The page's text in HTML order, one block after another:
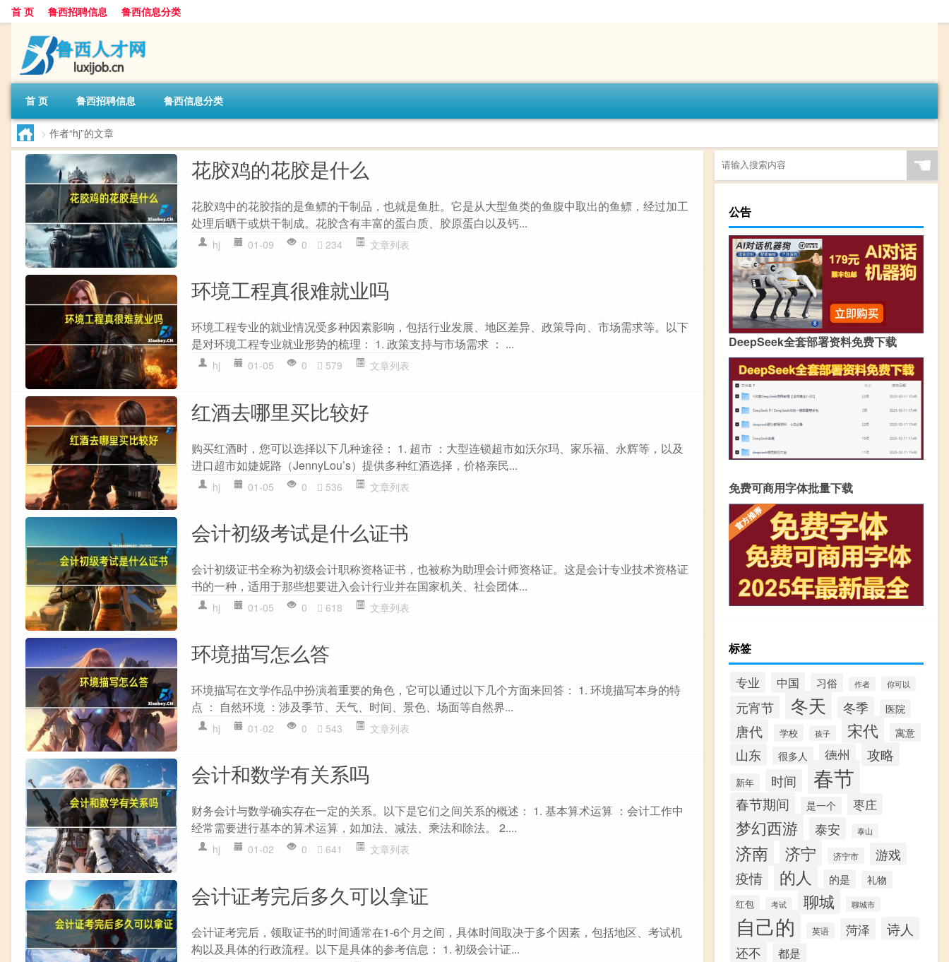
首 页 鲁西招聘信息 鲁西信息分类
首 页 鲁西招聘信息 鲁西信息分类
> 作者“hj”的文章
花胶鸡的花胶是什么
花胶鸡中的花胶指的是鱼鳔的干制品，也就是鱼肚。它是从大型鱼类的鱼腹中取出的鱼鳔，经过加工
处理后晒干或烘干制成。花胶含有丰富的蛋白质、胶原蛋白以及钙...
hj 01-09 0 234 文章列表
环境工程真很难就业吗
环境工程专业的就业情况受多种因素影响，包括行业发展、地区差异、政策导向、市场需求等。以下
是对环境工程专业就业形势的梳理： 1. 政策支持与市场需求 ： ...
hj 01-05 0 579 文章列表
红酒去哪里买比较好
购买红酒时，您可以选择以下几种途径： 1. 超市 ：大型连锁超市如沃尔玛、家乐福、永辉等，以及
进口超市如婕妮路（JennyLou’s）提供多种红酒选择，价格亲民...
hj 01-05 0 536 文章列表
会计初级考试是什么证书
会计初级证书全称为初级会计职称资格证书，也被称为助理会计师资格证。这是会计专业技术资格证
书的一种，适用于那些想要进入会计行业并在国家机关、社会团体...
hj 01-05 0 618 文章列表
环境描写怎么答
环境描写在文学作品中扮演着重要的角色，它可以通过以下几个方面来回答： 1. 环境描写本身的特
点 ： 自然环境 ：涉及季节、天气、时间、景色、场面等自然界...
hj 01-02 0 543 文章列表
会计和数学有关系吗
财务会计与数学确实存在一定的关系。以下是它们之间关系的概述： 1. 基本算术运算 ：会计工作中
经常需要进行基本的算术运算，如加法、减法、乘法和除法。 2....
hj 01-02 0 641 文章列表
会计证考完后多久可以拿证
会计证考完后，领取证书的时间通常在1-6个月之间，具体时间取决于多个因素，包括地区、考试机
构以及具体的行政流程。以下是具体的参考信息： 1. 初级会计证...
☚
公告
DeepSeek全套部署资料免费下载
免费可商用字体批量下载
标签
专业 中国 习俗 作者 你可以
元宵节 冬天 冬季 医院
唐代 学校 孩子 宋代 寓意
山东 很多人 德州 攻略
新年 时间 春节
春节期间 是一个 枣庄
梦幻西游 泰安 泰山
济南 济宁 济宁市 游戏
疫情 的人 的是
礼物
红包
考试 聊城 聊城市
自己的 英语 菏泽 诗人
还不 都是